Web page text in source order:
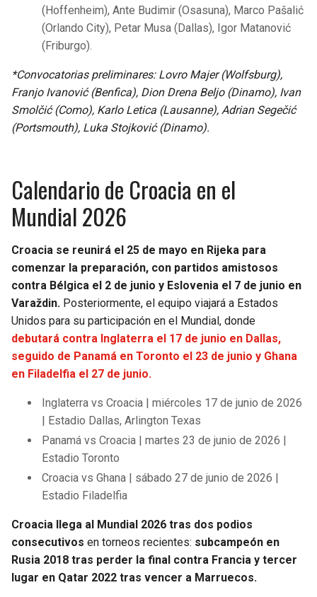
(Hoffenheim), Ante Budimir (Osasuna), Marco Pašalić
(Orlando City), Petar Musa (Dallas), Igor Matanović
(Friburgo).
*Convocatorias preliminares: Lovro Majer (Wolfsburg),
Franjo Ivanović (Benfica), Dion Drena Beljo (Dinamo), Ivan
Smolčić (Como), Karlo Letica (Lausanne), Adrian Segečić
(Portsmouth), Luka Stojković (Dinamo).
Calendario de Croacia en el
Mundial 2026
Croacia se reunirá el 25 de mayo en Rijeka para
comenzar la preparación, con partidos amistosos
contra Bélgica el 2 de junio y Eslovenia el 7 de junio en
Varaždin. Posteriormente, el equipo viajará a Estados
Unidos para su participación en el Mundial, donde
debutará contra Inglaterra el 17 de junio en Dallas,
seguido de Panamá en Toronto el 23 de junio y Ghana
en Filadelfia el 27 de junio.
Inglaterra vs Croacia | miércoles 17 de junio de 2026
| Estadio Dallas, Arlington Texas
Panamá vs Croacia | martes 23 de junio de 2026 |
Estadio Toronto
Croacia vs Ghana | sábado 27 de junio de 2026 |
Estadio Filadelfia
Croacia llega al Mundial 2026 tras dos podios
consecutivos en torneos recientes: subcampeón en
Rusia 2018 tras perder la final contra Francia y tercer
lugar en Qatar 2022 tras vencer a Marruecos.